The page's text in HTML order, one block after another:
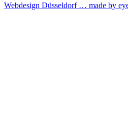
Webdesign Düsseldorf … made by